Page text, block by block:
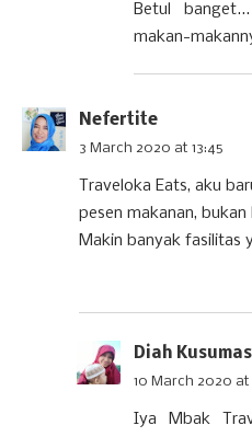
Betul
makan-
Nefertite
3 March 2020 at 13:45
Traveloka Eats, aku
pesen makanan, bukan
Makin banyak fasilitas
Diah
10 March 2020 at
Iya Mbak